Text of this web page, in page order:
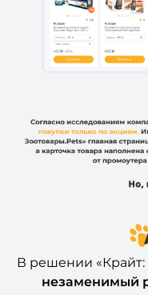
В решении «Крайт:
незаменимый